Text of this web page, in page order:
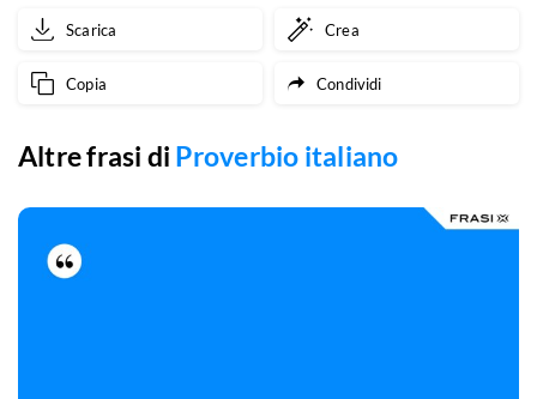
Scarica Crea
Copia Condividi
Altre frasi di Proverbio italiano